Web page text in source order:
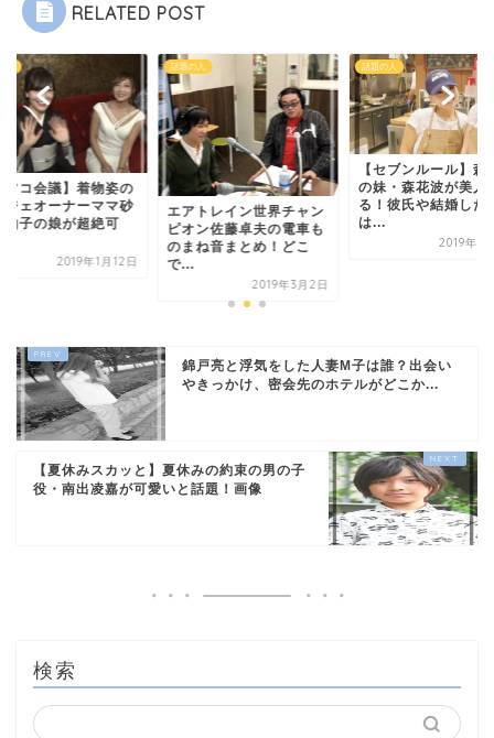
RELATED POST
ツコ会議】着物姿の
ジェオーナーママ砂
由子の娘が超絶可
2019年1月12日
話題の人
エアトレイン世界チャン
ピオン佐藤卓夫の電車も
のまね音まとめ！どこ
で...
2019年3月2日
話題の人
【セブンルール】森
の妹・森花波が美人
る！彼氏や結婚した
は...
2019年9
錦戸亮と浮気をした人妻M子は誰？出会い
やきっかけ、密会先のホテルがどこか...
【夏休みスカッと】夏休みの約束の男の子
役・南出凌嘉が可愛いと話題！画像
検索